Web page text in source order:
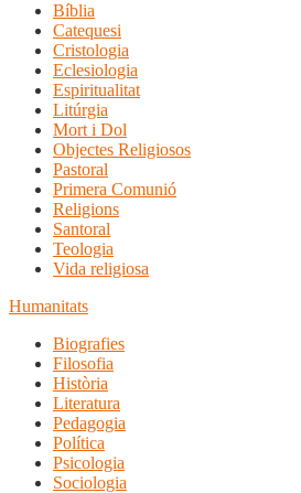
Bíblia
Catequesi
Cristologia
Eclesiologia
Espiritualitat
Litúrgia
Mort i Dol
Objectes Religiosos
Pastoral
Primera Comunió
Religions
Santoral
Teologia
Vida religiosa
Humanitats
Biografies
Filosofia
Història
Literatura
Pedagogia
Política
Psicologia
Sociologia